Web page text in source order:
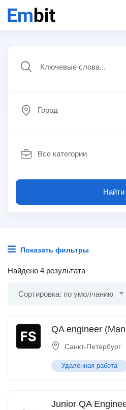
Город
Все категории
Найти
Показать фильтры
Найдено 4 результата
Сортировка: по умолчанию
QA engineer
Санкт-Петербург
Удаленная работа
Junior QA